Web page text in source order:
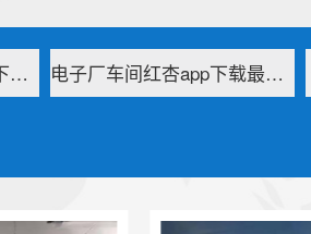
手术室无尘无菌红杏app下载最新版 电子厂车间红杏app下载最新版